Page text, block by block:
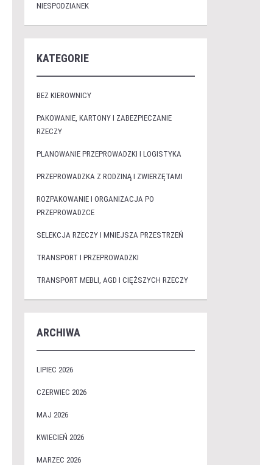
NIESPODZIANEK
KATEGORIE
BEZ KIEROWNICY
PAKOWANIE, KARTONY I ZABEZPIECZANIE
RZECZY
PLANOWANIE PRZEPROWADZKI I LOGISTYKA
PRZEPROWADZKA Z RODZINĄ I ZWIERZĘTAMI
ROZPAKOWANIE I ORGANIZACJA PO
PRZEPROWADZCE
SELEKCJA RZECZY I MNIEJSZA PRZESTRZEŃ
TRANSPORT I PRZEPROWADZKI
TRANSPORT MEBLI, AGD I CIĘŻSZYCH RZECZY
ARCHIWA
LIPIEC 2026
CZERWIEC 2026
MAJ 2026
KWIECIEŃ 2026
MARZEC 2026